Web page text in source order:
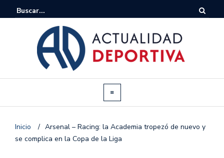
Inicio / Arsenal – Racing: la Academia tropezó de nuevo y
se complica en la Copa de la Liga